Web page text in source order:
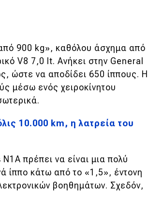
900 kg», καθόλου άσχημα από
V8 7,0 lt. Ανήκει στην General
ώστε να αποδίδει 650 ίππους. Η
μέσω ενός χειροκίνητου
10.000 km, η λατρεία του
πρέπει να είναι μια πολύ
ίππο κάτω από το «1,5», έντονη
βοηθημάτων. Σχεδόν,